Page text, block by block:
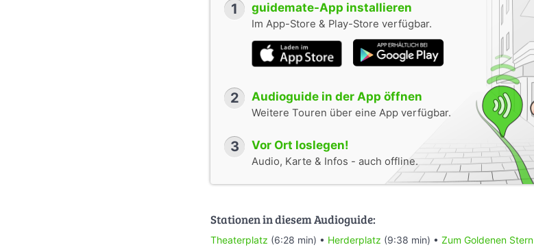
1 guidemate-App installieren
Im App-Store & Play-Store verfügbar.
2 Audioguide in der App öffnen
Weitere Touren über eine App verfügbar.
3 Vor Ort loslegen!
Audio, Karte & Infos - auch offline.
Stationen in diesem Audioguide:
Theaterplatz (6:28 min) • Herderplatz (9:38 min) • Zum Goldenen Stern